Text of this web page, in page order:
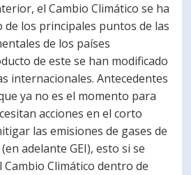
el Cambio Climático se ha
de los principales puntos de las
de los países
de este se han modificado
internacionales. Antecedentes
ya no es el momento para
acciones en el corto
las emisiones de gases de
adelante GEI), esto si se
Climático dentro de